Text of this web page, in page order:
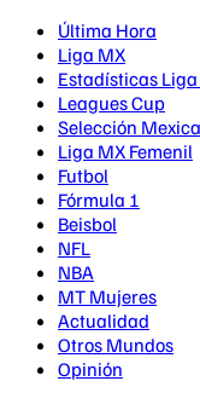
Última Hora
Liga MX
Estadísticas
Leagues Cup
Selección
Liga MX Femenil
Futbol
Fórmula 1
Beisbol
NFL
NBA
MT Mujeres
Actualidad
Otros Mundos
Opinión